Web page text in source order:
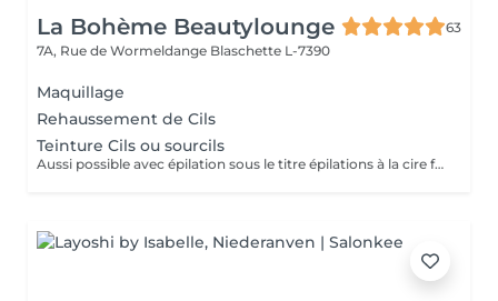
La Bohème Beautylounge
63
7A, Rue de Wormeldange Blaschette L-7390
Maquillage
Rehaussement de Cils
Teinture Cils ou sourcils
Aussi possible avec épilation sous le titre épilations à la cire femme